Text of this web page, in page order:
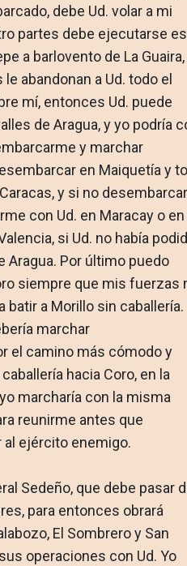
debe Ud. volar a mi
partes debe ejecu­tarse
a barlovento de La Guaira,
abandonan a Ud. todo el
mí, entonces Ud. puede
de Aragua, y yo podría
y marchar
en Maiquetía y
y si no desembarcar
con Ud. en Maracay o en
si Ud. no había
Aragua. Por último puedo
siempre que mis fuer­zas
batir a Morillo sin caballería.
marchar
el camino más cómodo y
hacia Coro, en la
marcharía con la misma
reunirme antes que
ejér­cito enemigo.
Sedeño, que debe pasar
para entonces obrará
El Sombrero y San
operaciones con Ud. Yo